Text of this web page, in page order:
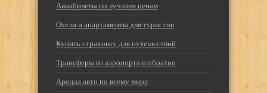
Авиабилеты по лучшим ценам
Отели и апартаменты для туристов
Купить страховку для путешествий
Трансферы из аэропорта и обратно
Аренда авто по всему миру